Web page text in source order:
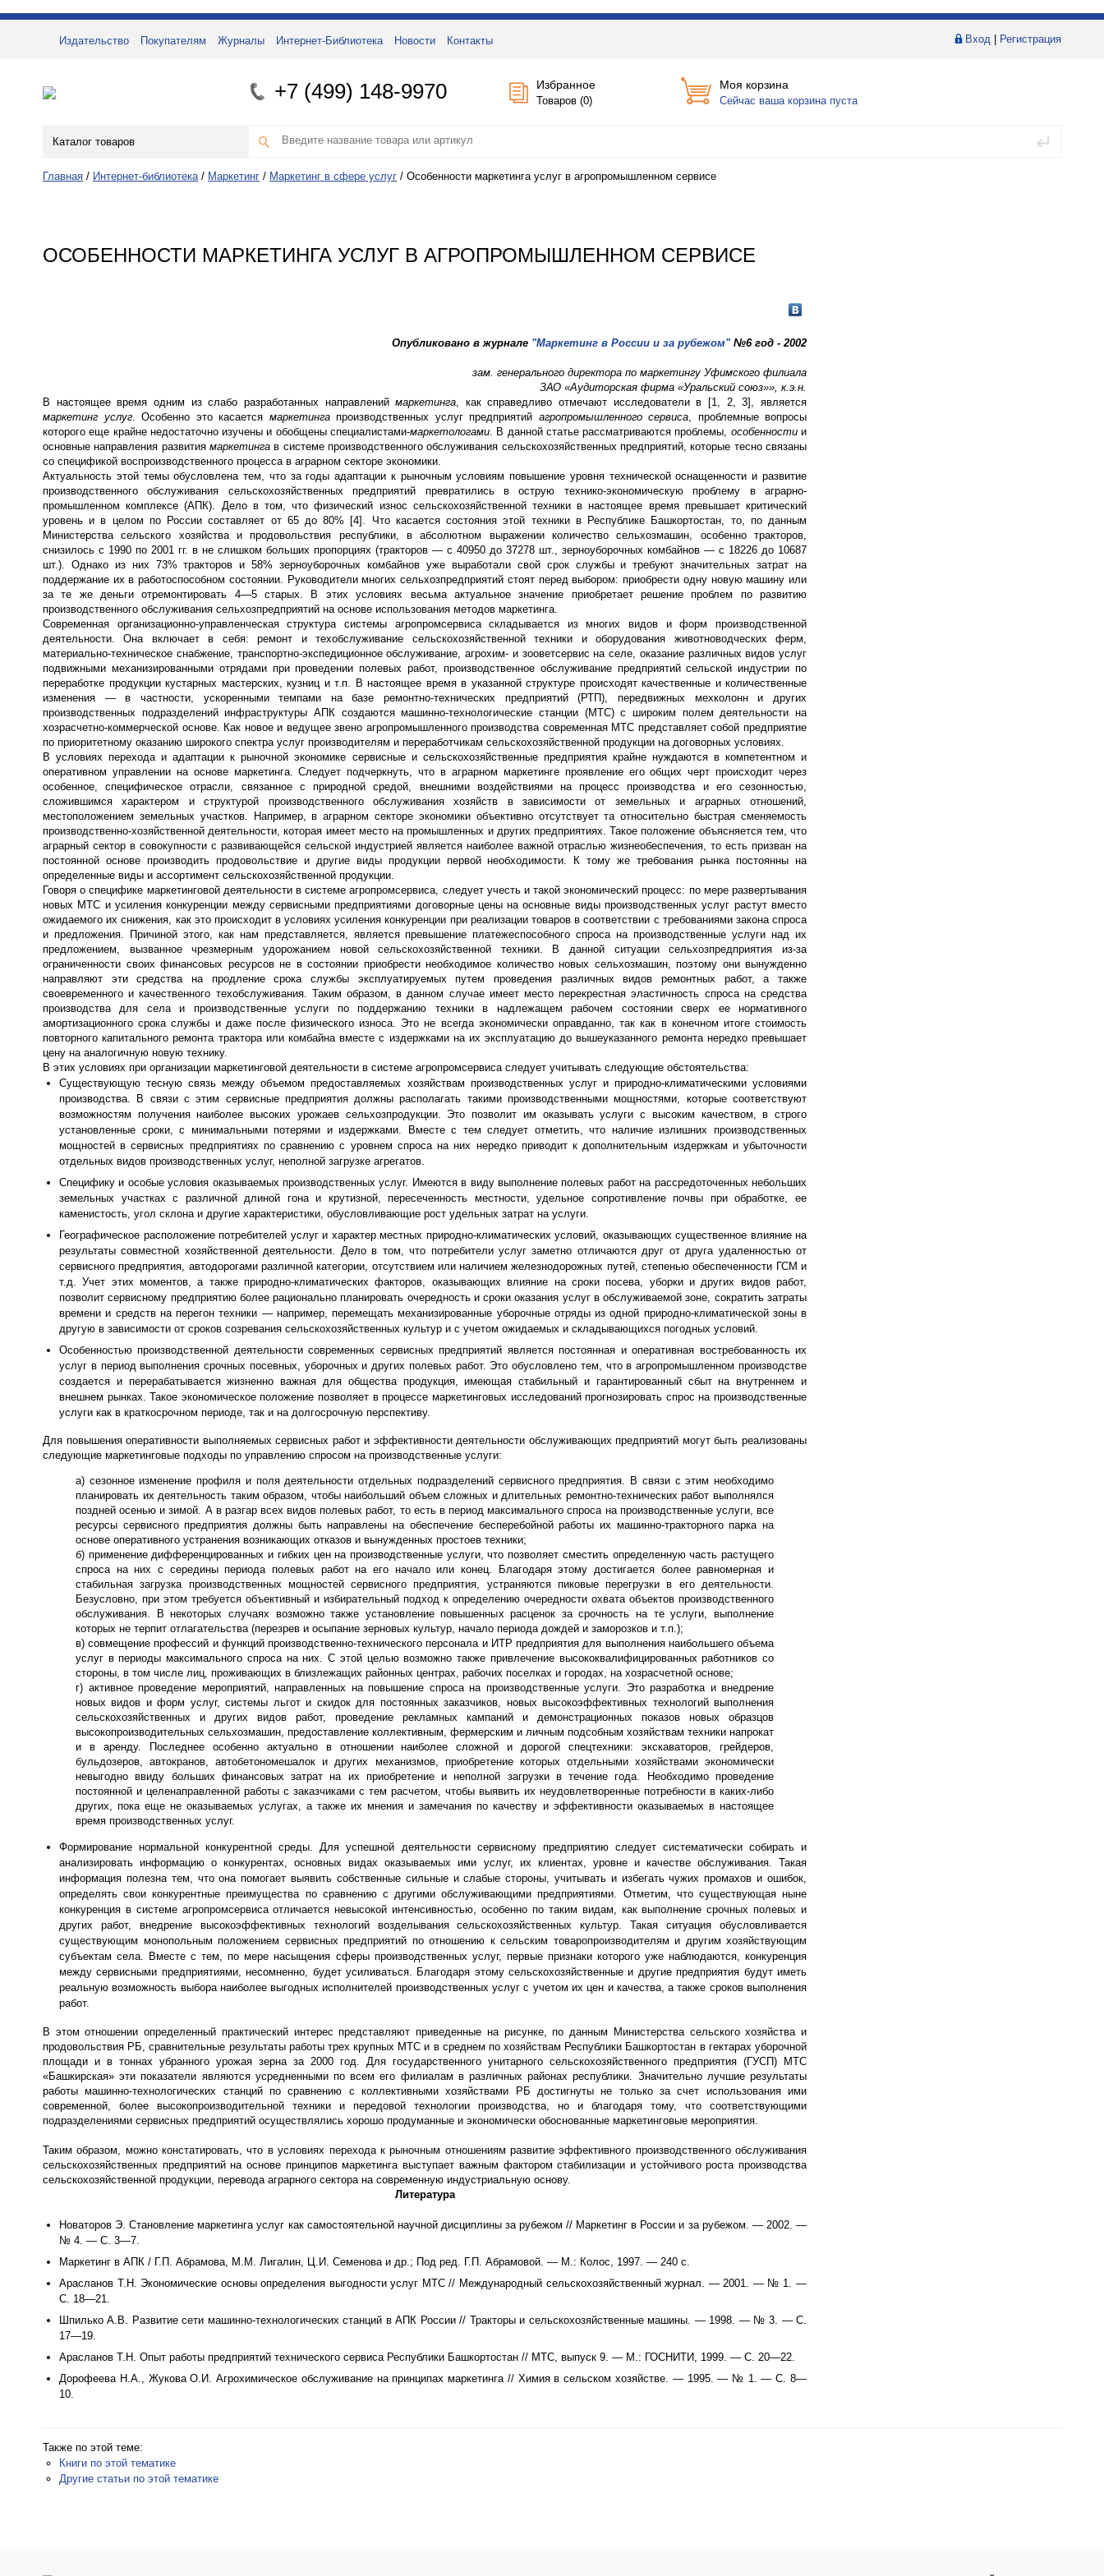
Вход Регистрация
Издательство Покупателям Журналы Интернет-Библиотека Новости Контакты
+7 (499) 148-9970 Избранное
Товаров (0)
Моя корзина
Сейчас ваша корзина пуста
Каталог товаров
Главная / Интернет-библиотека / Маркетинг / Маркетинг в сфере услуг / Особенности маркетинга услуг в агропромышленном сервисе
ОСОБЕННОСТИ МАРКЕТИНГА УСЛУГ В АГРОПРОМЫШЛЕННОМ СЕРВИСЕ
Опубликовано в журнале "Маркетинг в России и за рубежом"№6 год - 2002
зам. генерального директора по маркетингу Уфимского филиала
ЗАО «Аудиторская фирма «Уральский союз»», к.э.н.
В настоящее время одним из слабо разработанных направлениймаркетинга , как справедливо отмечают исследователи в [1, 2, 3], является
маркетинг услуг. Особенно это касается маркетингапроизводственных услуг предприятий агропромышленного сервиса , проблемные вопросы
которого еще крайне недостаточно изучены и обобщены специалистами-маркетологами . В данной статье рассматриваются проблемы, особенностии
основные направления развития маркетинга в системе производственного обслуживания сельскохозяйственных предприятий, которые тесно связаны
со спецификой воспроизводственного процесса в аграрном секторе экономики.
Актуальность этой темы обусловлена тем, что за годы адаптации к рыночным условиям повышение уровня технической оснащенности и развитие
производственного обслуживания сельскохозяйственных предприятий превратились в острую технико-экономическую проблему в аграрно-
промышленном комплексе (АПК). Дело в том, что физический износ сельскохозяйственной техники в настоящее время превышает критический
уровень и в целом по России составляет от 65 до 80% [4]. Что касается состояния этой техники в Республике Башкортостан, то, по данным
Министерства сельского хозяйства и продовольствия республики, в абсолютном выражении количество сельхозмашин, особенно тракторов,
снизилось с 1990 по 2001 гг. в не слишком больших пропорциях (тракторов — с 40950 до 37278 шт., зерноуборочных комбайнов — с 18226 до 10687
шт.). Однако из них 73% тракторов и 58% зерноуборочных комбайнов уже выработали свой срок службы и требуют значительных затрат на
поддержание их в работоспособном состоянии. Руководители многих сельхозпредприятий стоят перед выбором: приобрести одну новую машину или
за те же деньги отремонтировать 4—5 старых. В этих условиях весьма актуальное значение приобретает решение проблем по развитию
производственного обслуживания сельхозпредприятий на основе использования методов маркетинга.
Современная организационно-управленческая структура системы агропромсервиса складывается из многих видов и форм производственной
деятельности. Она включает в себя: ремонт и техобслуживание сельскохозяйственной техники и оборудования животноводческих ферм,
материально-техническое снабжение, транспортно-экспедиционное обслуживание, агрохим- и зооветсервис на селе, оказание различных видов услуг
подвижными механизированными отрядами при проведении полевых работ, производственное обслуживание предприятий сельской индустрии по
переработке продукции кустарных мастерских, кузниц и т.п. В настоящее время в указанной структуре происходят качественные и количественные
изменения — в частности, ускоренными темпами на базе ремонтно-технических предприятий (РТП), передвижных мехколонн и других
производственных подразделений инфраструктуры АПК создаются машинно-технологические станции (МТС) с широким полем деятельности на
хозрасчетно-коммерческой основе. Как новое и ведущее звено агропромышленного производства современная МТС представляет собой предприятие
по приоритетному оказанию широкого спектра услуг производителям и переработчикам сельскохозяйственной продукции на договорных условиях.
В условиях перехода и адаптации к рыночной экономике сервисные и сельскохозяйственные предприятия крайне нуждаются в компетентном и
оперативном управлении на основе маркетинга. Следует подчеркнуть, что в аграрном маркетинге проявление его общих черт происходит через
особенное, специфическое отрасли, связанное с природной средой, внешними воздействиями на процесс производства и его сезонностью,
сложившимся характером и структурой производственного обслуживания хозяйств в зависимости от земельных и аграрных отношений,
местоположением земельных участков. Например, в аграрном секторе экономики объективно отсутствует та относительно быстрая сменяемость
производственно-хозяйственной деятельности, которая имеет место на промышленных и других предприятиях. Такое положение объясняется тем, что
аграрный сектор в совокупности с развивающейся сельской индустрией является наиболее важной отраслью жизнеобеспечения, то есть призван на
постоянной основе производить продовольствие и другие виды продукции первой необходимости. К тому же требования рынка постоянны на
определенные виды и ассортимент сельскохозяйственной продукции.
Говоря о специфике маркетинговой деятельности в системе агропромсервиса, следует учесть и такой экономический процесс: по мере развертывания
новых МТС и усиления конкуренции между сервисными предприятиями договорные цены на основные виды производственных услуг растут вместо
ожидаемого их снижения, как это происходит в условиях усиления конкуренции при реализации товаров в соответствии с требованиями закона спроса
и предложения. Причиной этого, как нам представляется, является превышение платежеспособного спроса на производственные услуги над их
предложением, вызванное чрезмерным удорожанием новой сельскохозяйственной техники. В данной ситуации сельхозпредприятия из-за
ограниченности своих финансовых ресурсов не в состоянии приобрести необходимое количество новых сельхозмашин, поэтому они вынужденно
направляют эти средства на продление срока службы эксплуатируемых путем проведения различных видов ремонтных работ, а также
своевременного и качественного техобслуживания. Таким образом, в данном случае имеет место перекрестная эластичность спроса на средства
производства для села и производственные услуги по поддержанию техники в надлежащем рабочем состоянии сверх ее нормативного
амортизационного срока службы и даже после физического износа. Это не всегда экономически оправданно, так как в конечном итоге стоимость
повторного капитального ремонта трактора или комбайна вместе с издержками на их эксплуатацию до вышеуказанного ремонта нередко превышает
цену на аналогичную новую технику.
В этих условиях при организации маркетинговой деятельности в системе агропромсервиса следует учитывать следующие обстоятельства:
Существующую тесную связь между объемом предоставляемых хозяйствам производственных услуг и природно-климатическими условиями
производства. В связи с этим сервисные предприятия должны располагать такими производственными мощностями, которые соответствуют
возможностям получения наиболее высоких урожаев сельхозпродукции. Это позволит им оказывать услуги с высоким качеством, в строго
установленные сроки, с минимальными потерями и издержками. Вместе с тем следует отметить, что наличие излишних производственных
мощностей в сервисных предприятиях по сравнению с уровнем спроса на них нередко приводит к дополнительным издержкам и убыточности
отдельных видов производственных услуг, неполной загрузке агрегатов.
Специфику и особые условия оказываемых производственных услуг. Имеются в виду выполнение полевых работ на рассредоточенных небольших
земельных участках с различной длиной гона и крутизной, пересеченность местности, удельное сопротивление почвы при обработке, ее
каменистость, угол склона и другие характеристики, обусловливающие рост удельных затрат на услуги.
Географическое расположение потребителей услуг и характер местных природно-климатических условий, оказывающих существенное влияние на
результаты совместной хозяйственной деятельности. Дело в том, что потребители услуг заметно отличаются друг от друга удаленностью от
сервисного предприятия, автодорогами различной категории, отсутствием или наличием железнодорожных путей, степенью обеспеченности ГСМ и
т.д. Учет этих моментов, а также природно-климатических факторов, оказывающих влияние на сроки посева, уборки и других видов работ,
позволит сервисному предприятию более рационально планировать очередность и сроки оказания услуг в обслуживаемой зоне, сократить затраты
времени и средств на перегон техники — например, перемещать механизированные уборочные отряды из одной природно-климатической зоны в
другую в зависимости от сроков созревания сельскохозяйственных культур и с учетом ожидаемых и складывающихся погодных условий.
Особенностью производственной деятельности современных сервисных предприятий является постоянная и оперативная востребованность их
услуг в период выполнения срочных посевных, уборочных и других полевых работ. Это обусловлено тем, что в агропромышленном производстве
создается и перерабатывается жизненно важная для общества продукция, имеющая стабильный и гарантированный сбыт на внутреннем и
внешнем рынках. Такое экономическое положение позволяет в процессе маркетинговых исследований прогнозировать спрос на производственные
услуги как в краткосрочном периоде, так и на долгосрочную перспективу.
Для повышения оперативности выполняемых сервисных работ и эффективности деятельности обслуживающих предприятий могут быть реализованы
следующие маркетинговые подходы по управлению спросом на производственные услуги:
а) сезонное изменение профиля и поля деятельности отдельных подразделений сервисного предприятия. В связи с этим необходимо
планировать их деятельность таким образом, чтобы наибольший объем сложных и длительных ремонтно-технических работ выполнялся
поздней осенью и зимой. А в разгар всех видов полевых работ, то есть в период максимального спроса на производственные услуги, все
ресурсы сервисного предприятия должны быть направлены на обеспечение бесперебойной работы их машинно-тракторного парка на
основе оперативного устранения возникающих отказов и вынужденных простоев техники;
б) применение дифференцированных и гибких цен на производственные услуги, что позволяет сместить определенную часть растущего
спроса на них с середины периода полевых работ на его начало или конец. Благодаря этому достигается более равномерная и
стабильная загрузка производственных мощностей сервисного предприятия, устраняются пиковые перегрузки в его деятельности.
Безусловно, при этом требуется объективный и избирательный подход к определению очередности охвата объектов производственного
обслуживания. В некоторых случаях возможно также установление повышенных расценок за срочность на те услуги, выполнение
которых не терпит отлагательства (перезрев и осыпание зерновых культур, начало периода дождей и заморозков и т.п.);
в) совмещение профессий и функций производственно-технического персонала и ИТР предприятия для выполнения наибольшего объема
услуг в периоды максимального спроса на них. С этой целью возможно также привлечение высококвалифицированных работников со
стороны, в том числе лиц, проживающих в близлежащих районных центрах, рабочих поселках и городах, на хозрасчетной основе;
г) активное проведение мероприятий, направленных на повышение спроса на производственные услуги. Это разработка и внедрение
новых видов и форм услуг, системы льгот и скидок для постоянных заказчиков, новых высокоэффективных технологий выполнения
сельскохозяйственных и других видов работ, проведение рекламных кампаний и демонстрационных показов новых образцов
высокопроизводительных сельхозмашин, предоставление коллективным, фермерским и личным подсобным хозяйствам техники напрокат
и в аренду. Последнее особенно актуально в отношении наиболее сложной и дорогой спецтехники: экскаваторов, грейдеров,
бульдозеров, автокранов, автобетономешалок и других механизмов, приобретение которых отдельными хозяйствами экономически
невыгодно ввиду больших финансовых затрат на их приобретение и неполной загрузки в течение года. Необходимо проведение
постоянной и целенаправленной работы с заказчиками с тем расчетом, чтобы выявить их неудовлетворенные потребности в каких-либо
других, пока еще не оказываемых услугах, а также их мнения и замечания по качеству и эффективности оказываемых в настоящее
время производственных услуг.
Формирование нормальной конкурентной среды. Для успешной деятельности сервисному предприятию следует систематически собирать и
анализировать информацию о конкурентах, основных видах оказываемых ими услуг, их клиентах, уровне и качестве обслуживания. Такая
информация полезна тем, что она помогает выявить собственные сильные и слабые стороны, учитывать и избегать чужих промахов и ошибок,
определять свои конкурентные преимущества по сравнению с другими обслуживающими предприятиями. Отметим, что существующая ныне
конкуренция в системе агропромсервиса отличается невысокой интенсивностью, особенно по таким видам, как выполнение срочных полевых и
других работ, внедрение высокоэффективных технологий возделывания сельскохозяйственных культур. Такая ситуация обусловливается
существующим монопольным положением сервисных предприятий по отношению к сельским товаропроизводителям и другим хозяйствующим
субъектам села. Вместе с тем, по мере насыщения сферы производственных услуг, первые признаки которого уже наблюдаются, конкуренция
между сервисными предприятиями, несомненно, будет усиливаться. Благодаря этому сельскохозяйственные и другие предприятия будут иметь
реальную возможность выбора наиболее выгодных исполнителей производственных услуг с учетом их цен и качества, а также сроков выполнения
работ.
В этом отношении определенный практический интерес представляют приведенные на рисунке, по данным Министерства сельского хозяйства и
продовольствия РБ, сравнительные результаты работы трех крупных МТС и в среднем по хозяйствам Республики Башкортостан в гектарах уборочной
площади и в тоннах убранного урожая зерна за 2000 год. Для государственного унитарного сельскохозяйственного предприятия (ГУСП) МТС
«Башкирская» эти показатели являются усредненными по всем его филиалам в различных районах республики. Значительно лучшие результаты
работы машинно-технологических станций по сравнению с коллективными хозяйствами РБ достигнуты не только за счет использования ими
современной, более высокопроизводительной техники и передовой технологии производства, но и благодаря тому, что соответствующими
подразделениями сервисных предприятий осуществлялись хорошо продуманные и экономически обоснованные маркетинговые мероприятия.
Таким образом, можно констатировать, что в условиях перехода к рыночным отношениям развитие эффективного производственного обслуживания
сельскохозяйственных предприятий на основе принципов маркетинга выступает важным фактором стабилизации и устойчивого роста производства
сельскохозяйственной продукции, перевода аграрного сектора на современную индустриальную основу.
Литература
Новаторов Э. Становление маркетинга услуг как самостоятельной научной дисциплины за рубежом // Маркетинг в России и за рубежом. — 2002. —
№ 4. — С. 3—7.
Маркетинг в АПК / Г.П. Абрамова, М.М. Лигалин, Ц.И. Семенова и др.; Под ред. Г.П. Абрамовой. — М.: Колос, 1997. — 240 с.
Арасланов Т.Н. Экономические основы определения выгодности услуг МТС // Международный сельскохозяйственный журнал. — 2001. — № 1. —
С. 18—21.
Шпилько А.В. Развитие сети машинно-технологических станций в АПК России // Тракторы и сельскохозяйственные машины. — 1998. — № 3. — С.
17—19.
Арасланов Т.Н. Опыт работы предприятий технического сервиса Республики Башкортостан // МТС, выпуск 9. — М.: ГОСНИТИ, 1999. — С. 20—22.
Дорофеева Н.А., Жукова О.И. Агрохимическое обслуживание на принципах маркетинга // Химия в сельском хозяйстве. — 1995. — № 1. — С. 8—
10.
Также по этой теме:
Книги по этой тематике
Другие статьи по этой тематике